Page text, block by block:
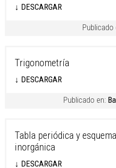
↓ DESCARGAR
Publicado
Trigonometría
↓ DESCARGAR
Publicado en:
Tabla periódica y
inorgánica
↓ DESCARGAR